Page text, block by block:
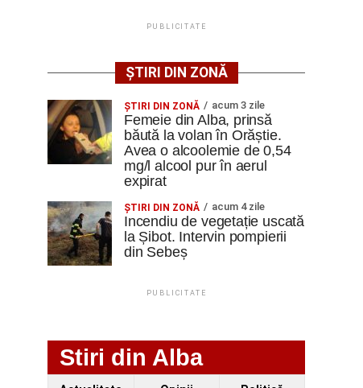
PUBLICITATE
ȘTIRI DIN ZONĂ
ŞTIRI DIN ZONĂ acum 3 zile
Femeie din Alba, prinsă
băută la volan în Orăștie.
Avea o alcoolemie de 0,54
mg/l alcool pur în aerul
expirat
ŞTIRI DIN ZONĂ acum 4 zile
Incendiu de vegetație uscată
la Șibot. Intervin pompierii
din Sebeș
PUBLICITATE
Stiri din Alba